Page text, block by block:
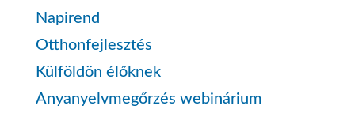
Napirend
Otthonfejlesztés
Külföldön élőknek
Anyanyelvmegőrzés webinárium